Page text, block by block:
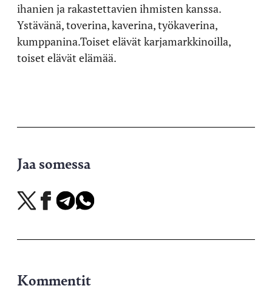
ihanien ja rakastettavien ihmisten kanssa.
Ystävänä, toverina, kaverina, työkaverina,
kumppanina.Toiset elävät karjamarkkinoilla,
toiset elävät elämää.
Jaa somessa
Jaa
X-
Jaa
Facebookissa
Jaa
Telegramissa
Jaa
WhatsAppissa
Kommentit